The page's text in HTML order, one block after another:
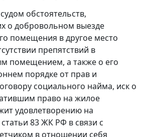
обстоятельств,
о добровольном выезде
помещения в другое место
препятствий в
помещением, а также о его
порядке от прав и
социального найма, иск о
право на жилое
удовлетворению на
83 ЖК РФ в связи с
в отношении себя